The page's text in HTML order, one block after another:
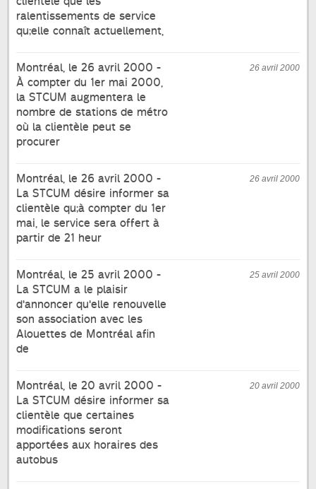
ralentissements de service
qu;elle connaît actuellement,
26 avril 2000
Montréal, le 26 avril 2000 -
À compter du 1er mai 2000,
la STCUM augmentera le
nombre de stations de métro
où la clientèle peut se
procurer
26 avril 2000
Montréal, le 26 avril 2000 -
La STCUM désire informer sa
clientèle qu;à compter du 1er
mai, le service sera offert à
partir de 21 heur
25 avril 2000
Montréal, le 25 avril 2000 -
La STCUM a le plaisir
d'annoncer qu'elle renouvelle
son association avec les
Alouettes de Montréal afin
de
20 avril 2000
Montréal, le 20 avril 2000 -
La STCUM désire informer sa
clientèle que certaines
modifications seront
apportées aux horaires des
autobus